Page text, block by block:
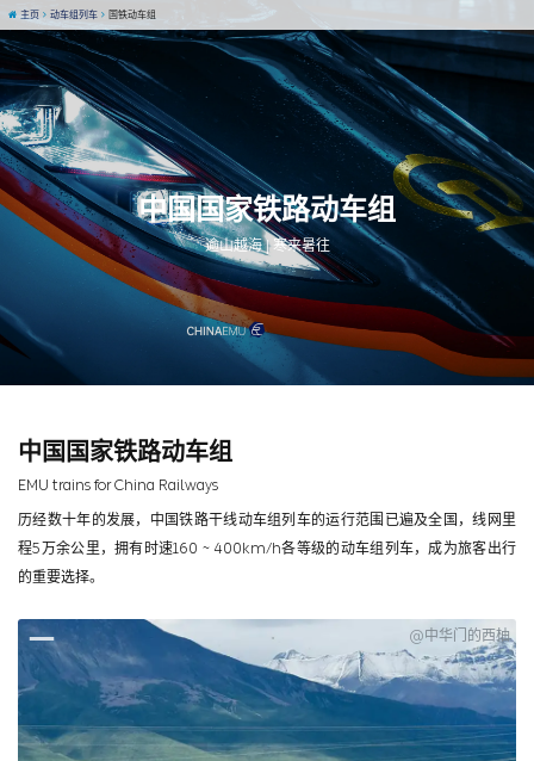
中国国家铁路动车组
逾山越海 | 寒来暑往
主页 动车组列车 国铁动车组
中国国家铁路动车组
EMU trains for China Railways
历经数十年的发展，中国铁路干线动车组列车的运行范围已遍及全国，线网里
程5万余公里，拥有时速160 ~ 400km/h各等级的动车组列车，成为旅客出行
的重要选择。
@中华门的西柚